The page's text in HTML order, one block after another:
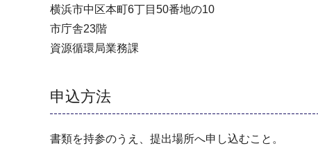
横浜市中区本町6丁目50番地の10
市庁舎23階
資源循環局業務課
申込方法
書類を持参のうえ、提出場所へ申し込むこと。